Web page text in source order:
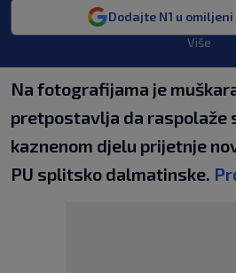
Dodajte N1 u
Više
Na fotografijama je
pretpostavlja da raspolaže
kaznenom djelu prijetnje
PU splitsko dalmatinske.